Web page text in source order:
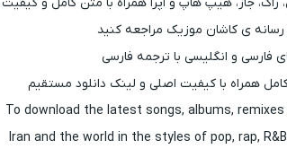
فارسی و انگلیسی با ترجمه فارسی
همراه با کیفیت اصلی و لینک دانلود مستقیم
To download the latest songs, albums,
Iran and the world in the styles of pop, rap,